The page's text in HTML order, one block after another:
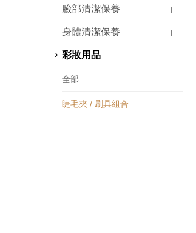
臉部清潔保養
身體清潔保養
彩妝用品
全部
睫毛夾 / 刷具組合